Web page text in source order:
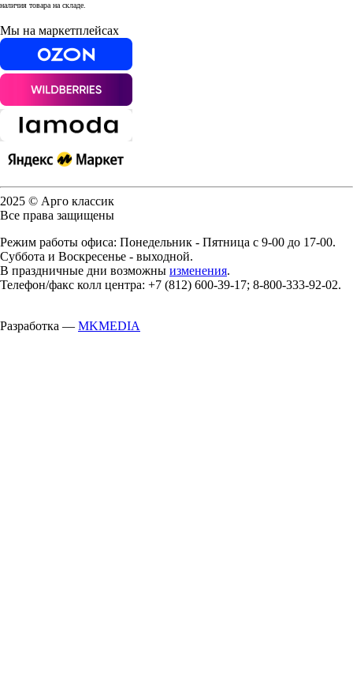
наличия товара на складе.
Мы на маркетплейсах
2025 © Арго классик
Все права защищены
Режим работы офиса: Понедельник - Пятница с 9-00 до 17-00.
Суббота и Воскресенье - выходной.
В праздничные дни возможны изменения.
Телефон/факс колл центра: +7 (812) 600-39-17; 8-800-333-92-02.
Разработка — MKMEDIA